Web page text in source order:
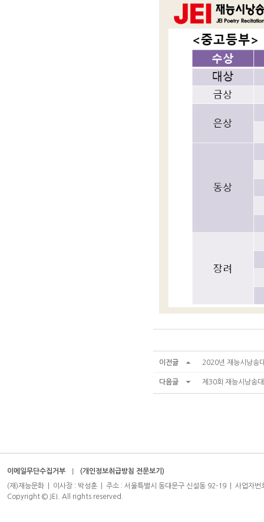
이전글 2020년 재능시낭송
다음글 제30회 재능시낭송
이메일무단수집거부 (개인정보취급방침 전문보기)
(재)재능문화 | 이사장 : 박성훈 | 주소 : 서울특별시 동대문구 신설동 92-19 | 사
Copyright © JEI. All rights reserved.